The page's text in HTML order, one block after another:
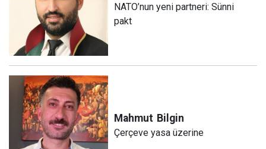
NATO’nun yeni partneri: Sünni
pakt
Mahmut Bilgin
Çerçeve yasa üzerine